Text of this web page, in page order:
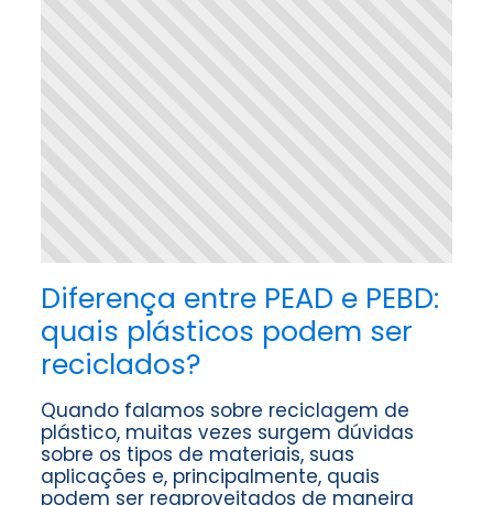
Diferença entre PEAD e PEBD:
quais plásticos podem ser
reciclados?
Quando falamos sobre reciclagem de
plástico, muitas vezes surgem dúvidas
sobre os tipos de materiais, suas
aplicações e, principalmente, quais
podem ser reaproveitados de maneira